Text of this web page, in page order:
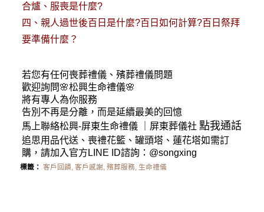
合爐、服喪是什麼?
四、 親人過世後百日是什麼?百日如何計算?百日祭拜
要準備什麼？
若您有任何喪葬禮儀、殯葬禮儀問題
歡迎詢問🌸松興生命禮儀🌸
將有專人為你服務
告別不再是分離，而是延續最美的回憶
馬上聯絡松興-屏東生命禮儀｜ 屏東葬儀社 點我通話
追思用品代送、喪禮花籃、罐頭塔、蓮花塔如需訂
購，請加入官方LINE ID諮詢： @songxing
標籤： 客戶回饋, 客戶感謝, 殯葬服務 生命禮儀